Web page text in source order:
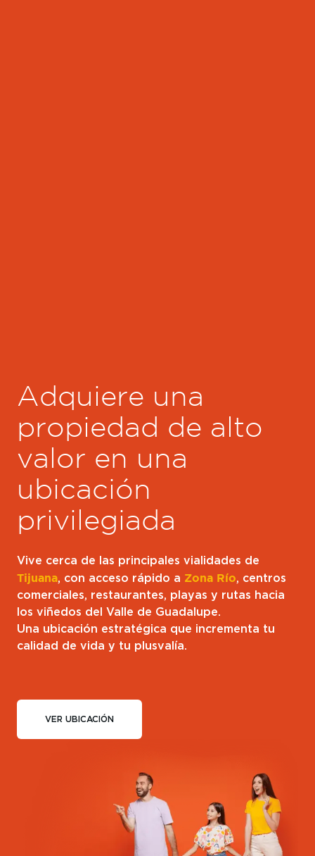
Adquiere una
propiedad de alto
valor en una
ubicación
privilegiada
Vive cerca de las principales vialidades de
Tijuana, con acceso rápido a Zona Río, centros
comerciales, restaurantes, playas y rutas hacia
los viñedos del Valle de Guadalupe.
Una ubicación estratégica que incrementa tu
calidad de vida y tu plusvalía.
VER UBICACIÓN